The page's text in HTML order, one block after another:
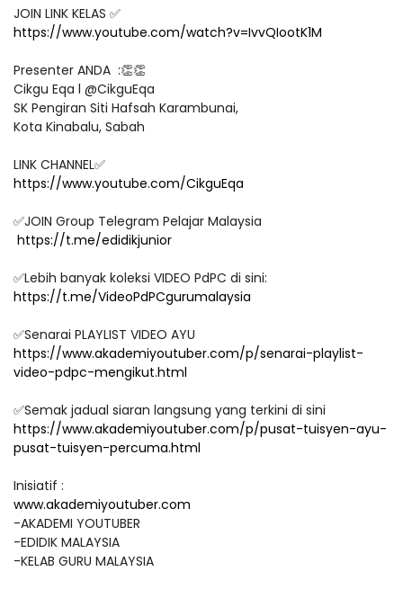
JOIN LINK KELAS ✅
https://www.youtube.com/watch?v=IvvQIootK1M
Presenter ANDA :👏👏
Cikgu Eqa l @CikguEqa
SK Pengiran Siti Hafsah Karambunai,
Kota Kinabalu, Sabah
LINK CHANNEL✅
https://www.youtube.com/CikguEqa
✅JOIN Group Telegram Pelajar Malaysia
https://t.me/edidikjunior
✅Lebih banyak koleksi VIDEO PdPC di sini:
https://t.me/VideoPdPCgurumalaysia
✅Senarai PLAYLIST VIDEO AYU
https://www.akademiyoutuber.com/p/senarai-playlist-
video-pdpc-mengikut.html
✅Semak jadual siaran langsung yang terkini di sini
https://www.akademiyoutuber.com/p/pusat-tuisyen-ayu-
pusat-tuisyen-percuma.html
Inisiatif :
www.akademiyoutuber.com
-AKADEMI YOUTUBER
-EDIDIK MALAYSIA
-KELAB GURU MALAYSIA